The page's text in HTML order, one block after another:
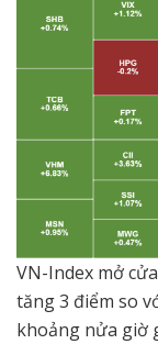
VN-Index mở
tăng 3 điểm so
khoảng nửa giờ